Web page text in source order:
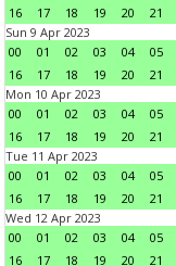
16
17 18 19 20 21
Sun 9 Apr 2023
00
01 02 03 04 05
16
17 18 19 20 21
Mon 10 Apr 2023
00
01 02 03 04 05
16
17 18 19 20 21
Tue 11 Apr 2023
00
01 02 03 04 05
16
17 18 19 20 21
Wed 12 Apr 2023
00
01 02 03 04 05
16
17 18 19 20 21